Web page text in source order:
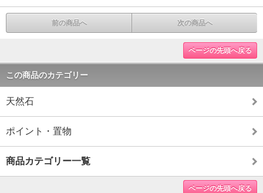
前の商品へ 次の商品へ
ページの先頭へ戻る
この商品のカテゴリー
天然石
ポイント・置物
商品カテゴリー一覧
ページの先頭へ戻る